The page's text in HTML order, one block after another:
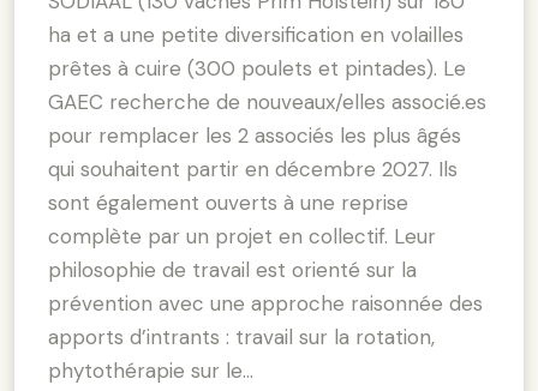
ha et a une petite diversification en volailles
prêtes à cuire (300 poulets et pintades). Le
GAEC recherche de nouveaux/elles associé.es
pour remplacer les 2 associés les plus âgés
qui souhaitent partir en décembre 2027. Ils
sont également ouverts à une reprise
complète par un projet en collectif. Leur
philosophie de travail est orienté sur la
prévention avec une approche raisonnée des
apports d’intrants : travail sur la rotation,
phytothérapie sur le…